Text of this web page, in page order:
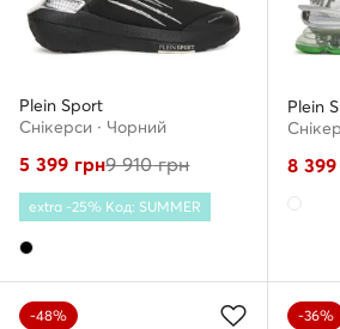
Plein Sport
Снікерcи · Чорний
5 399 грн9 910грн
extra -25% Код: SUMMER
Plein
8 399
-48% -36%